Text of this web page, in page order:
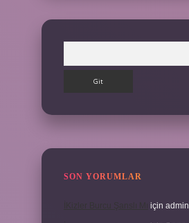
SON YORUMLAR
için admin